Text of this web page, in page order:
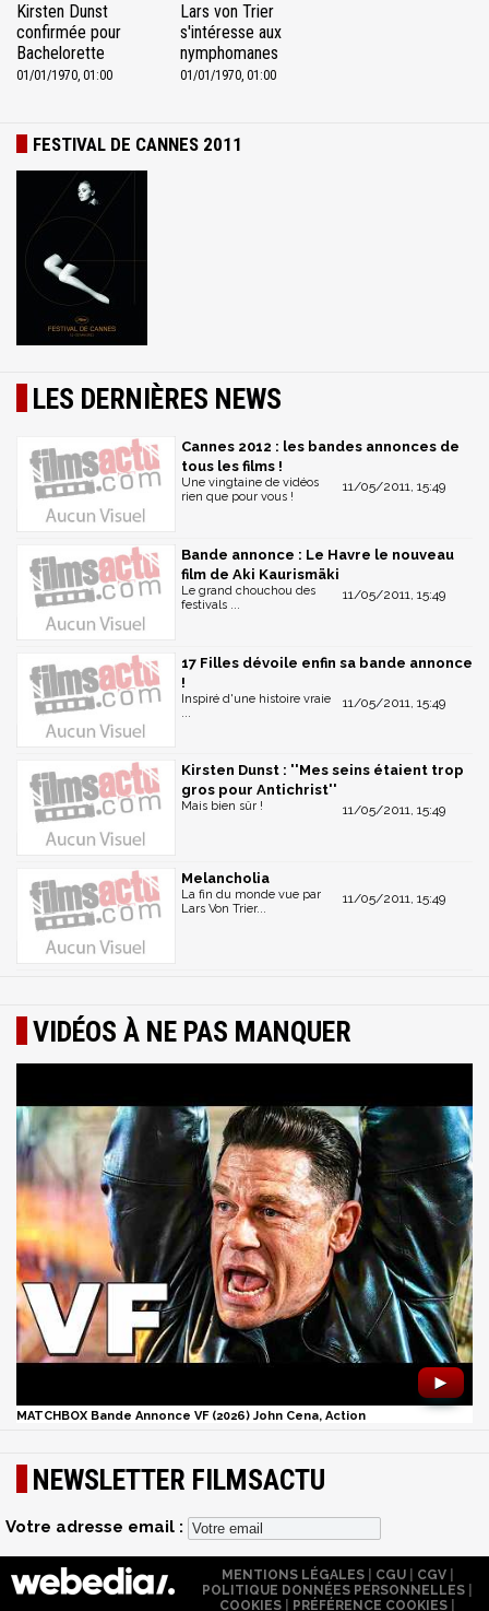
Kirsten Dunst
confirmée pour
Bachelorette
01/01/1970, 01:00
Lars von Trier
s'intéresse aux
nymphomanes
01/01/1970, 01:00
FESTIVAL DE CANNES 2011
LES DERNIÈRES NEWS
Cannes 2012 : les bandes annonces de
tous les films !
11/05/2011, 15:49
Une vingtaine de vidéos
rien que pour vous !
Bande annonce : Le Havre le nouveau
film de Aki Kaurismäki
11/05/2011, 15:49
Le grand chouchou des
festivals ...
17 Filles dévoile enfin sa bande annonce
!
11/05/2011, 15:49
Inspiré d'une histoire vraie
...
Kirsten Dunst : ''Mes seins étaient trop
gros pour Antichrist''
11/05/2011, 15:49
Mais bien sûr !
Melancholia
11/05/2011, 15:49
La fin du monde vue par
Lars Von Trier...
VIDÉOS À NE PAS MANQUER
►
MATCHBOX Bande Annonce VF (2026) John Cena, Action
NEWSLETTER FILMSACTU
Votre adresse email :
MENTIONS LÉGALES| CGU| CGV|
POLITIQUE DONNÉES PERSONNELLES
COOKIES
PRÉFÉRENCE COOKIES